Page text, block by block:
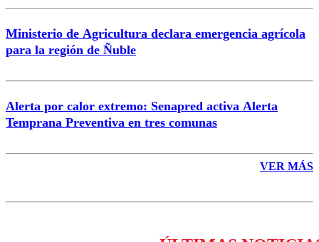
Ministerio de Agricultura declara emergencia agrícola
para la región de Ñuble
Alerta por calor extremo: Senapred activa Alerta
Temprana Preventiva en tres comunas
VER MÁS